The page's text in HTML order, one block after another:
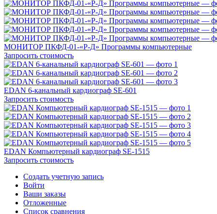
МОНИТОР ПКФД-01-«Р-Д» Программы компьютерные
Запросить стоимость
EDAN 6-канальный кардиограф SE-601
Запросить стоимость
EDAN Компьютерный кардиограф SE-1515
Запросить стоимость
Создать учетную запись
Войти
Ваши заказы
Отложенные
Список сравнения